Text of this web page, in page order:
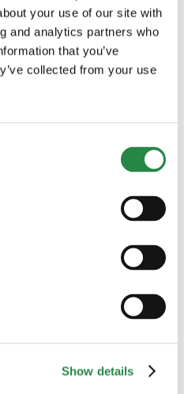
your use of our site with
and analytics partners who
that you’ve
collected from your use
Show details